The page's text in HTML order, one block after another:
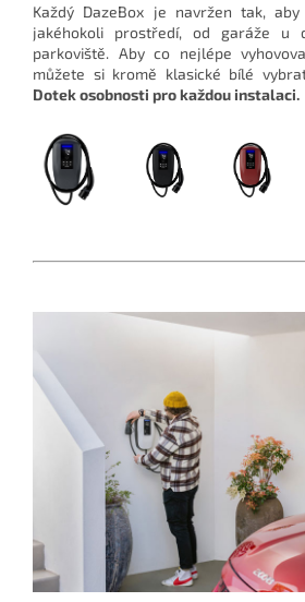
Každý DazeBox je navržen tak,
jakéhokoli prostředí, od garáže u
parkoviště. Aby co nejlépe
můžete si kromě klasické bílé
Dotek osobnosti pro každou instalaci.